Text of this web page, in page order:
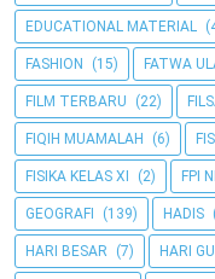
EDUCATIONAL MATERIAL
FASHION (15) FATWA
FILM TERBARU (22)
FIQIH MUAMALAH (6)
FISIKA KELAS XI (2) FPI
GEOGRAFI (139) HADIS
HARI BESAR (7) HARI